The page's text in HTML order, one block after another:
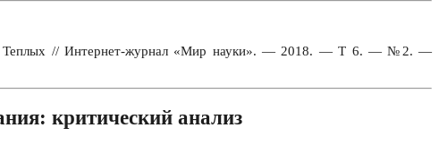
С. Теплых // Интернет-журнал «Мир науки». — 2018. — Т 6. — №2. —
критический анализ